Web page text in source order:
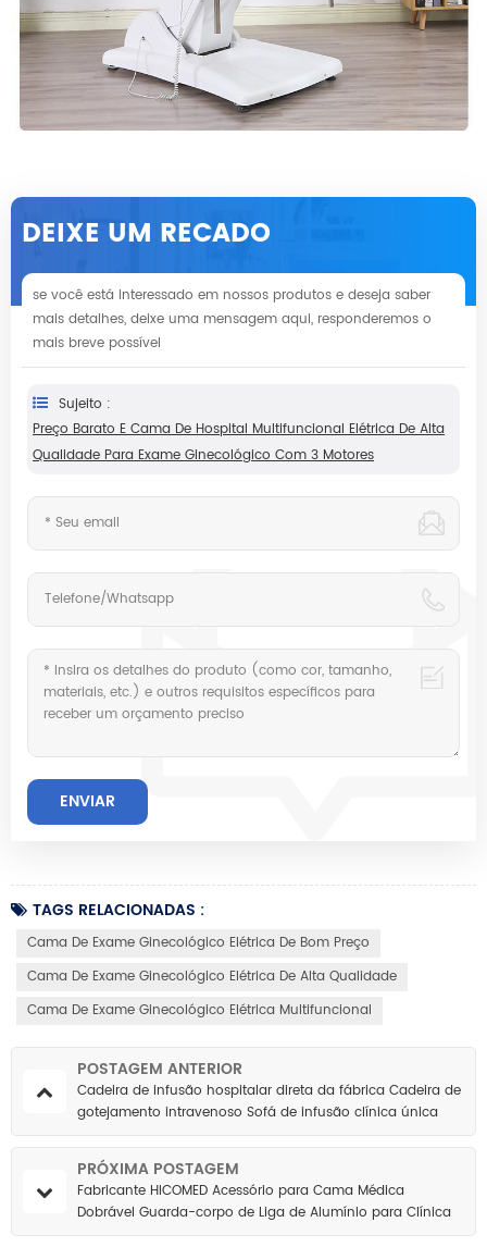
DEIXE UM RECADO
se você está interessado em nossos produtos e deseja saber
mais detalhes, deixe uma mensagem aqui, responderemos o
mais breve possível
Sujeito :
Preço Barato E Cama De Hospital Multifuncional Elétrica De Alta
Qualidade Para Exame Ginecológico Com 3 Motores
TAGS RELACIONADAS :
Cama De Exame Ginecológico Elétrica De Bom Preço
Cama De Exame Ginecológico Elétrica De Alta Qualidade
Cama De Exame Ginecológico Elétrica Multifuncional
POSTAGEM ANTERIOR
Cadeira de infusão hospitalar direta da fábrica Cadeira de
gotejamento intravenoso Sofá de infusão clínica única
reclinável com suporte IV
PRÓXIMA POSTAGEM
Fabricante HICOMED Acessório para Cama Médica
Dobrável Guarda-corpo de Liga de Alumínio para Clínica
Doméstica Guarda-corpo para Cama Médica